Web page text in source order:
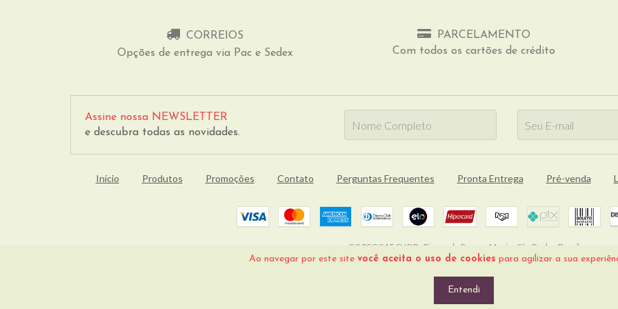
Ao navegar por este site você aceita o uso de cookies para agilizar a sua
Entendi
CORREIOS
Opções de entrega via Pac e Sedex
PARCELAMENTO
Com todos os cartões de crédito
Assine nossa NEWSLETTER
e descubra todas as novidades.
Início Produtos Promoções Contato Perguntas Frequentes Pronta Entrega Pré-venda
GG REGGAE SHOP - Discos de Reggae Music - São Paulo - Brasil
Copyright GG Reggae Shop - 2026. Todos os direitos reservados.